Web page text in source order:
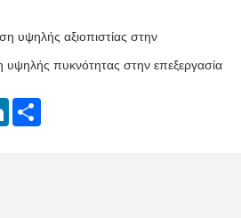
υψηλής αξιοπιστίας στην
πυκνότητας στην επεξεργασία
LinkedInShare